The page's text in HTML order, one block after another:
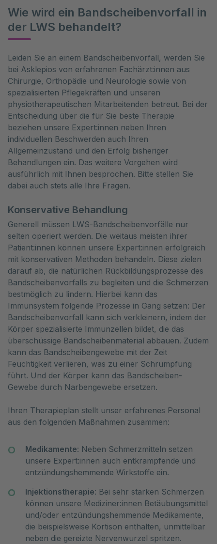
Wie wird ein Bandscheibenvorfall in
der LWS behandelt?
Leiden Sie an einem Bandscheibenvorfall, werden Sie
bei Asklepios von erfahrenen Fachärzt:innen aus
Chirurgie, Orthopädie und Neurologie sowie von
spezialisierten Pflegekräften und unseren
physiotherapeutischen Mitarbeitenden betreut. Bei der
Entscheidung über die für Sie beste Therapie
beziehen unsere Expert:innen neben Ihren
individuellen Beschwerden auch Ihren
Allgemeinzustand und den Erfolg bisheriger
Behandlungen ein. Das weitere Vorgehen wird
ausführlich mit Ihnen besprochen. Bitte stellen Sie
dabei auch stets alle Ihre Fragen.
Konservative Behandlung
Generell müssen LWS-Bandscheibenvorfälle nur
selten operiert werden. Die weitaus meisten ihrer
Patient:innen können unsere Expert:innen erfolgreich
mit konservativen Methoden behandeln. Diese zielen
darauf ab, die natürlichen Rückbildungsprozesse des
Bandscheibenvorfalls zu begleiten und die Schmerzen
bestmöglich zu lindern. Hierbei kann das
Immunsystem folgende Prozesse in Gang setzen: Der
Bandscheibenvorfall kann sich verkleinern, indem der
Körper spezialisierte Immunzellen bildet, die das
überschüssige Bandscheibenmaterial abbauen. Zudem
kann das Bandscheibengewebe mit der Zeit
Feuchtigkeit verlieren, was zu einer Schrumpfung
führt. Und der Körper kann das Bandscheiben-
Gewebe durch Narbengewebe ersetzen.
Ihren Therapieplan stellt unser erfahrenes Personal
aus den folgenden Maßnahmen zusammen:
Medikamente: Neben Schmerzmitteln setzen
unsere Expert:innen auch entkrampfende und
entzündungshemmende Wirkstoffe ein.
Injektionstherapie: Bei sehr starken Schmerzen
können unsere Mediziner:innen Betäubungsmittel
und/oder entzündungshemmende Medikamente,
die beispielsweise Kortison enthalten, unmittelbar
neben die gereizte Nervenwurzel spritzen.